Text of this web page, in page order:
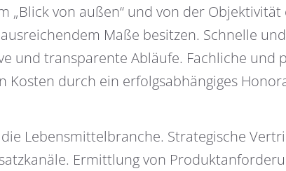
„Blick von außen“ und von der
Maße besitzen. Schnelle
und transparente Abläufe. Fachliche
Kosten durch ein erfolgsabhängiges
Lebensmittelbranche. Strategische
Ermittlung von